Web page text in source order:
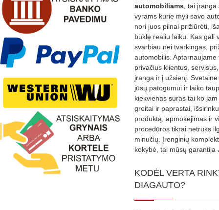
automobiliams , tai
vyrams kurie myli savo
nori juos pilnai prižiūrėti,
būklę realiu laiku. Kas gali
svarbiau nei tvarkingas,
automobilis. Aptarnaujame
privačius klientus,
įranga ir į užsienį.
jūsų patogumui ir laiko
kiekvienas suras tai ko
greitai ir paprastai,
produktą, apmokėjimas ir
procedūros tikrai netruks
minučių. Įrenginių
kokybė, tai mūsų garantija
KODĖL VERTA
DIAGAUTO?